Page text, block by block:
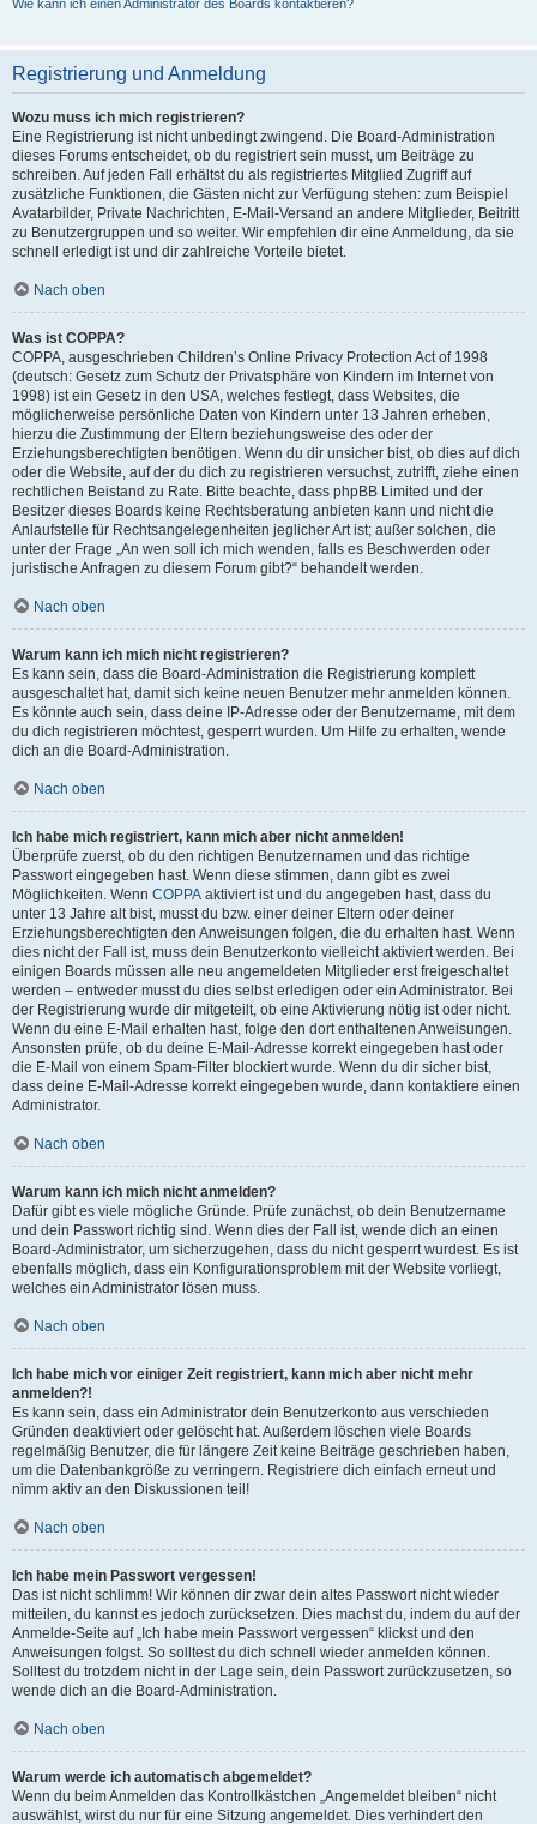
Wie kann ich einen Administrator des Boards kontaktieren?
Registrierung und Anmeldung
Wozu muss ich mich registrieren?
Eine Registrierung ist nicht unbedingt zwingend. Die Board-Administration
dieses Forums entscheidet, ob du registriert sein musst, um Beiträge zu
schreiben. Auf jeden Fall erhältst du als registriertes Mitglied Zugriff auf
zusätzliche Funktionen, die Gästen nicht zur Verfügung stehen: zum Beispiel
Avatarbilder, Private Nachrichten, E-Mail-Versand an andere Mitglieder, Beitritt
zu Benutzergruppen und so weiter. Wir empfehlen dir eine Anmeldung, da sie
schnell erledigt ist und dir zahlreiche Vorteile bietet.
Nach oben
Was ist COPPA?
COPPA, ausgeschrieben Children’s Online Privacy Protection Act of 1998
(deutsch: Gesetz zum Schutz der Privatsphäre von Kindern im Internet von
1998) ist ein Gesetz in den USA, welches festlegt, dass Websites, die
möglicherweise persönliche Daten von Kindern unter 13 Jahren erheben,
hierzu die Zustimmung der Eltern beziehungsweise des oder der
Erziehungsberechtigten benötigen. Wenn du dir unsicher bist, ob dies auf dich
oder die Website, auf der du dich zu registrieren versuchst, zutrifft, ziehe einen
rechtlichen Beistand zu Rate. Bitte beachte, dass phpBB Limited und der
Besitzer dieses Boards keine Rechtsberatung anbieten kann und nicht die
Anlaufstelle für Rechtsangelegenheiten jeglicher Art ist; außer solchen, die
unter der Frage „An wen soll ich mich wenden, falls es Beschwerden oder
juristische Anfragen zu diesem Forum gibt?“ behandelt werden.
Nach oben
Warum kann ich mich nicht registrieren?
Es kann sein, dass die Board-Administration die Registrierung komplett
ausgeschaltet hat, damit sich keine neuen Benutzer mehr anmelden können.
Es könnte auch sein, dass deine IP-Adresse oder der Benutzername, mit dem
du dich registrieren möchtest, gesperrt wurden. Um Hilfe zu erhalten, wende
dich an die Board-Administration.
Nach oben
Ich habe mich registriert, kann mich aber nicht anmelden!
Überprüfe zuerst, ob du den richtigen Benutzernamen und das richtige
Passwort eingegeben hast. Wenn diese stimmen, dann gibt es zwei
Möglichkeiten. Wenn COPPA aktiviert ist und du angegeben hast, dass du
unter 13 Jahre alt bist, musst du bzw. einer deiner Eltern oder deiner
Erziehungsberechtigten den Anweisungen folgen, die du erhalten hast. Wenn
dies nicht der Fall ist, muss dein Benutzerkonto vielleicht aktiviert werden. Bei
einigen Boards müssen alle neu angemeldeten Mitglieder erst freigeschaltet
werden – entweder musst du dies selbst erledigen oder ein Administrator. Bei
der Registrierung wurde dir mitgeteilt, ob eine Aktivierung nötig ist oder nicht.
Wenn du eine E-Mail erhalten hast, folge den dort enthaltenen Anweisungen.
Ansonsten prüfe, ob du deine E-Mail-Adresse korrekt eingegeben hast oder
die E-Mail von einem Spam-Filter blockiert wurde. Wenn du dir sicher bist,
dass deine E-Mail-Adresse korrekt eingegeben wurde, dann kontaktiere einen
Administrator.
Nach oben
Warum kann ich mich nicht anmelden?
Dafür gibt es viele mögliche Gründe. Prüfe zunächst, ob dein Benutzername
und dein Passwort richtig sind. Wenn dies der Fall ist, wende dich an einen
Board-Administrator, um sicherzugehen, dass du nicht gesperrt wurdest. Es ist
ebenfalls möglich, dass ein Konfigurationsproblem mit der Website vorliegt,
welches ein Administrator lösen muss.
Nach oben
Ich habe mich vor einiger Zeit registriert, kann mich aber nicht mehr
anmelden?!
Es kann sein, dass ein Administrator dein Benutzerkonto aus verschieden
Gründen deaktiviert oder gelöscht hat. Außerdem löschen viele Boards
regelmäßig Benutzer, die für längere Zeit keine Beiträge geschrieben haben,
um die Datenbankgröße zu verringern. Registriere dich einfach erneut und
nimm aktiv an den Diskussionen teil!
Nach oben
Ich habe mein Passwort vergessen!
Das ist nicht schlimm! Wir können dir zwar dein altes Passwort nicht wieder
mitteilen, du kannst es jedoch zurücksetzen. Dies machst du, indem du auf der
Anmelde-Seite auf „Ich habe mein Passwort vergessen“ klickst und den
Anweisungen folgst. So solltest du dich schnell wieder anmelden können.
Solltest du trotzdem nicht in der Lage sein, dein Passwort zurückzusetzen, so
wende dich an die Board-Administration.
Nach oben
Warum werde ich automatisch abgemeldet?
Wenn du beim Anmelden das Kontrollkästchen „Angemeldet bleiben“ nicht
auswählst, wirst du nur für eine Sitzung angemeldet. Dies verhindert den